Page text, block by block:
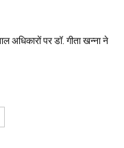
अधिकारों पर डॉ. गीता खन्ना ने